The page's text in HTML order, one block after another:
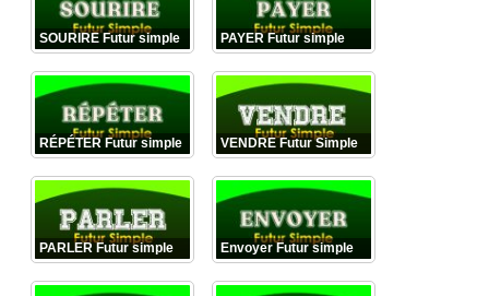
SOURIRE Futur simple PAYER Futur simple
RÉPÉTER Futur simple VENDRE Futur Simple
PARLER Futur simple Envoyer Futur simple